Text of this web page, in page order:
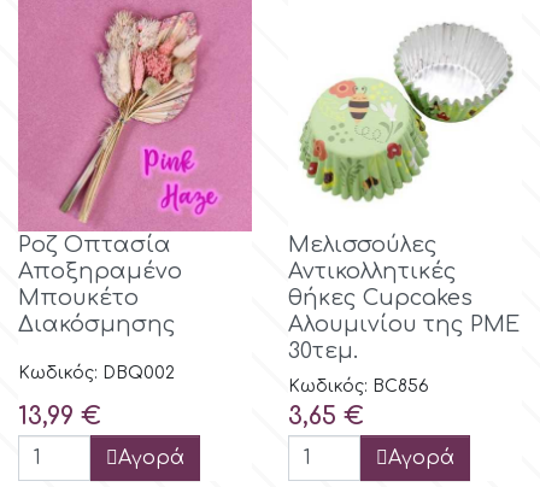
Μικρές Φιγουρίνες &
Διακοσμητικά
Άλλα Θέματα
Βασικές Α' Ύλες
Χάρι Πότερ
Διάστημα
Μουσική
Ναυτικό / Πειρατικό Θέμα
Δεινόσαυροι
Γοργόνες
Cake Lace
Cake Star
Cake Supplies
Cassie Brown
Cel Crafts
Colour Mill
Colour Splash
Ροζ Οπτασία
Αποξηραμένο
Μπουκέτο
Διακόσμησης
Κωδικός: DBQ002
Τιμή
13,99 €
Αγορά
Μελισσούλες
Αντικολλητικές
θήκες Cupcakes
Αλουμινίου της PME
30τεμ.
Κωδικός: BC856
Τιμή
3,65 €
Αγορά